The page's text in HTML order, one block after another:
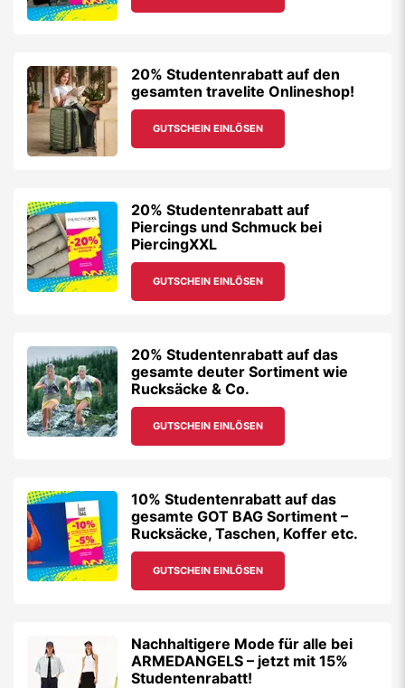
20% Studentenrabatt auf den
gesamten travelite Onlineshop!
GUTSCHEIN EINLÖSEN
20% Studentenrabatt auf
Piercings und Schmuck bei
PiercingXXL
GUTSCHEIN EINLÖSEN
20% Studentenrabatt auf das
gesamte deuter Sortiment wie
Rucksäcke & Co.
GUTSCHEIN EINLÖSEN
10% Studentenrabatt auf das
gesamte GOT BAG Sortiment –
Rucksäcke, Taschen, Koffer etc.
GUTSCHEIN EINLÖSEN
Nachhaltigere Mode für alle bei
ARMEDANGELS – jetzt mit 15%
Studentenrabatt!